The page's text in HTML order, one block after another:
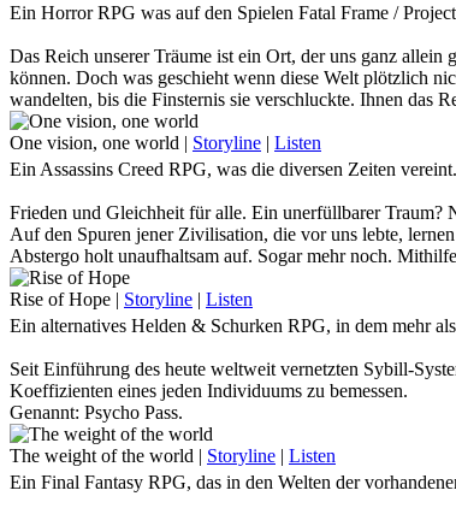
Doch was, wenn eben dieser Held fällt?
Schurken, die sich einst unter dem mächtigen Schatten
Der Ruf nach einem Nachfolger, der dem sich
Die Fußstapfen, die der ewig lächelnde Held hinterlässt
noch lange nicht am Ende ihrer finsteren Pläne angelangt
Ein Horror RPG was auf den Spielen Fatal Frame /
Das Reich unserer Träume ist ein Ort, der uns ganz allein
können. Doch was geschieht wenn diese Welt plötzlich
wandelten, bis die Finsternis sie verschluckte. Ihnen das
Traust du dich, in unserem Horror - RPG einzuschlafen?
One vision, one world | Storyline | Listen
Ein Assassins Creed RPG, was die diversen Zeiten vereint.
Frieden und Gleichheit für alle. Ein unerfüllbarer Traum?
Auf den Spuren jener Zivilisation, die vor uns lebte,
Abstergo holt unaufhaltsam auf. Sogar mehr noch.
Vorfahren zu folgen, kommen sie den Aufenthaltsorten
Doch was würde geschehen, geriete der Animus außer
Rise of Hope | Storyline | Listen
Ein alternatives Helden & Schurken RPG, in dem mehr
Seit Einführung des heute weltweit vernetzten Sybill-
Koeffizienten eines jeden Individuums zu bemessen.
Genannt: Psycho Pass.
Übersteigt der Psycho Pass einer Person den
Rest seines Lebens als Risikofaktor der restlichen
Sicherheit zu arbeiten und seinesgleichen zu jagen.
The weight of the world | Storyline | Listen
Ein Final Fantasy RPG, das in den Welten der